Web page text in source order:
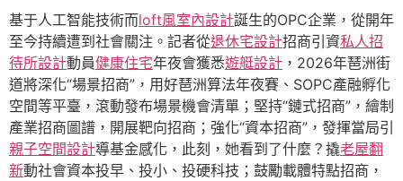
基于人工智能技術而loft風室內設計誕生的OPC企業，從開年
至今持續遭到社會關注。記者從退休宅設計招商引資私人招
待所設計動員健康住宅年夜會獲悉遊艇設計 ，2026年琶洲街
道將深化“場景招商”，用好琶洲算法年夜賽、SOPC產融孵化
空間等平臺，滾動發布場景機會清單；堅持“鏈式招商”，繪制
產業招商圖譜，開展靶向招商；強化“資本招商”，發揮當局引
親子空間設計導基金感化，此刻，她看到了什麼？撬老屋翻
新動社會資本投早、投小、投硬科技；鼓勵載體特點招商，